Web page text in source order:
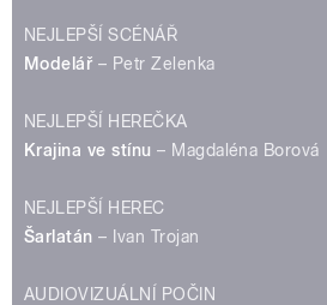
NEJLEPŠÍ SCÉNÁŘ
Modelář – Petr Zelenka
NEJLEPŠÍ HEREČKA
Krajina ve stínu– Magdaléna Borová
NEJLEPŠÍ HEREC
Šarlatán – Ivan Trojan
AUDIOVIZUÁLNÍ POČIN